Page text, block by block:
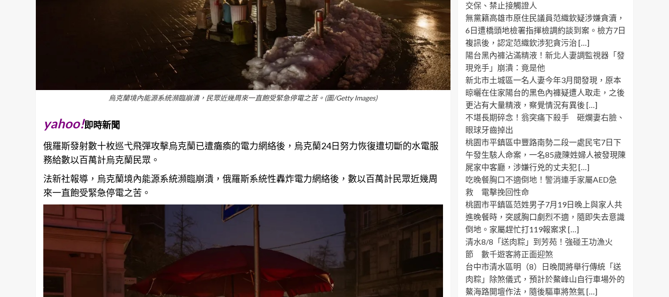
烏克蘭境內能源系統瀕臨崩潰，民眾近幾周來一直飽受緊急停電之苦。(圖/Getty Images)
yahoo!即時新聞
俄羅斯發射數十枚巡弋飛彈攻擊烏克蘭已遭癱瘓的電力網絡後，烏克蘭24日努力恢復遭切斷的水電服
務給數以百萬計烏克蘭民眾。
法新社報導，烏克蘭境內能源系統瀕臨崩潰，俄羅斯系統性轟炸電力網絡後，數以百萬計民眾近幾周
來一直飽受緊急停電之苦。
交保、禁止接觸證人
無黨籍高雄市原住民議員范織欽疑涉嫌貪瀆，
6日遭橋頭地檢署指揮檢調約談到案。檢方7日
複訊後，認定范織欽涉犯貪污治 […]
陽台黑內褲沾滿精液！新北人妻調監視器「發
現兇手」崩潰：竟是他
新北市土城區一名人妻今年3月間發現，原本
晾曬在住家陽台的黑色內褲疑遭人取走，之後
更沾有大量精液，察覺情況有異後 […]
不堪長期碎念！翁突痛下殺手 砸爛妻右臉、
眼球牙齒掉出
桃園市平鎮區中豐路南勢二段一處民宅7日下
午發生駭人命案，一名85歲陳姓婦人被發現陳
屍家中客廳，涉嫌行兇的丈夫犯 […]
吃晚餐胸口不適倒地！警消連手家屬AED急
救 電擊挽回性命
桃園市平鎮區范姓男子7月19日晚上與家人共
進晚餐時，突感胸口劇烈不適，隨即失去意識
倒地。家屬趕忙打119報案求 […]
清水8/8「送肉粽」到芳苑！強碰王功漁火
節 數千遊客將正面迎煞
台中市清水區明（8）日晚間將舉行傳統「送
肉粽」除煞儀式，預計於鰲峰山自行車場外的
鰲海路開壇作法，隨後驅車將煞氣 […]